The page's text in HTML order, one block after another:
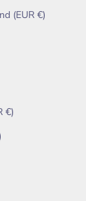
(EUR €)
€)